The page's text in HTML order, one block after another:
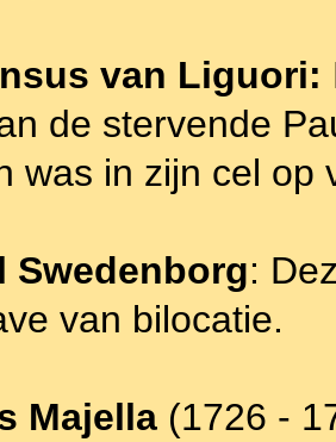
van Liguori:
de stervende
was in zijn cel op
Swedenborg:
van bilocatie.
Majella (1726 -